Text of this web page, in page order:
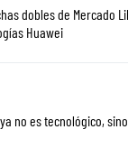
dobles de Mercado
Huawei
no es tecnológico,